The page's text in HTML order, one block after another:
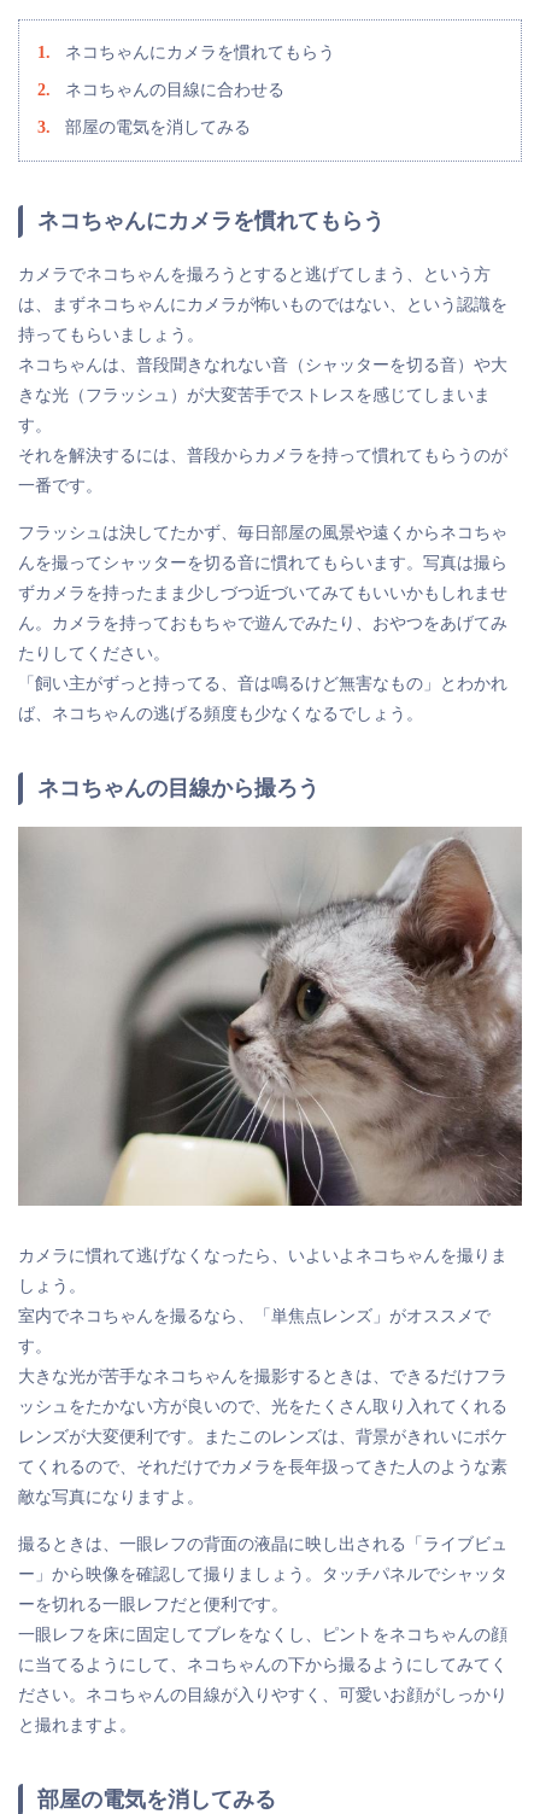
ネコちゃんにカメラを慣れてもらう
ネコちゃんの目線に合わせる
部屋の電気を消してみる
ネコちゃんにカメラを慣れてもらう
カメラでネコちゃんを撮ろうとすると逃げてしまう、という方
は、まずネコちゃんにカメラが怖いものではない、という認識を
持ってもらいましょう。
ネコちゃんは、普段聞きなれない音（シャッターを切る音）や大
きな光（フラッシュ）が大変苦手でストレスを感じてしまいま
す。
それを解決するには、普段からカメラを持って慣れてもらうのが
一番です。
フラッシュは決してたかず、毎日部屋の風景や遠くからネコちゃ
んを撮ってシャッターを切る音に慣れてもらいます。写真は撮ら
ずカメラを持ったまま少しづつ近づいてみてもいいかもしれませ
ん。カメラを持っておもちゃで遊んでみたり、おやつをあげてみ
たりしてください。
「飼い主がずっと持ってる、音は鳴るけど無害なもの」とわかれ
ば、ネコちゃんの逃げる頻度も少なくなるでしょう。
ネコちゃんの目線から撮ろう
カメラに慣れて逃げなくなったら、いよいよネコちゃんを撮りま
しょう。
室内でネコちゃんを撮るなら、「単焦点レンズ」がオススメで
す。
大きな光が苦手なネコちゃんを撮影するときは、できるだけフラ
ッシュをたかない方が良いので、光をたくさん取り入れてくれる
レンズが大変便利です。またこのレンズは、背景がきれいにボケ
てくれるので、それだけでカメラを長年扱ってきた人のような素
敵な写真になりますよ。
撮るときは、一眼レフの背面の液晶に映し出される「ライブビュ
ー」から映像を確認して撮りましょう。タッチパネルでシャッタ
ーを切れる一眼レフだと便利です。
一眼レフを床に固定してブレをなくし、ピントをネコちゃんの顔
に当てるようにして、ネコちゃんの下から撮るようにしてみてく
ださい。ネコちゃんの目線が入りやすく、可愛いお顔がしっかり
と撮れますよ。
部屋の電気を消してみる